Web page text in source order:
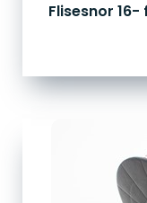
Flisesnor